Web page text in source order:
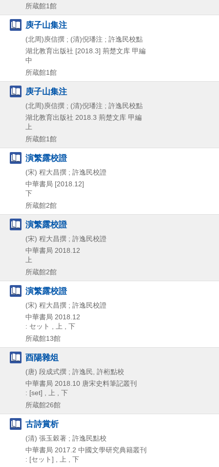
所蔵館1館
庾子山集注
(北周)庾信撰 ; (清)倪璠注 ; 許逸民校點
湖北教育出版社 [2018.3] 荊楚文库 甲編
中
所蔵館1館
庾子山集注
(北周)庾信撰 ; (清)倪璠注 ; 許逸民校點
湖北教育出版社 2018.3 荊楚文库 甲編
上
所蔵館1館
演繁露校證
(宋) 程大昌撰 ; 許逸民校證
中華書局 [2018.12]
下
所蔵館2館
演繁露校證
(宋) 程大昌撰 ; 許逸民校證
中華書局 2018.12
上
所蔵館2館
演繁露校證
(宋) 程大昌撰 ; 許逸民校證
中華書局 2018.12
: セット , 上 , 下
所蔵館13館
酉陽雜俎
(唐) 段成式撰 ; 許逸民, 許桁點校
中華書局 2018.10 唐宋史料筆記叢刊
: [set] , 上 , 下
所蔵館26館
古詩賞析
(清) 張玉穀著 ; 許逸民點校
中華書局 2017.2 中國文學研究典籍叢刊
: [セット] , 上 , 下